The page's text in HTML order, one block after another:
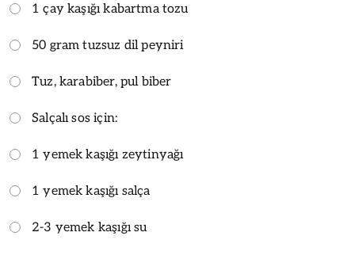
1 çay kaşığı kabartma tozu
50 gram tuzsuz dil peyniri
Tuz, karabiber, pul biber
Salçalı sos için:
1 yemek kaşığı zeytinyağı
1 yemek kaşığı salça
2-3 yemek kaşığı su